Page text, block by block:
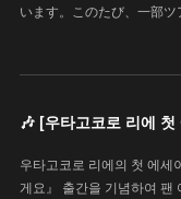
います。このたび、一部
우타고코로 리에의 첫 에세
게요』 출간을 기념하여